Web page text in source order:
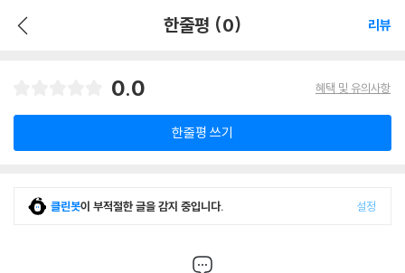
한줄평 (0) 리뷰
0.0 혜택 및 유의사항
한줄평 쓰기
클린봇이 부적절한 글을 감지 중입니다. 설정